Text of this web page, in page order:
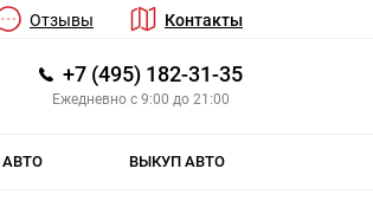
Отзывы Контакты
+7 (495) 182-31-35
Ежедневно с 9:00 до 21:00
ВЫКУП АВТО